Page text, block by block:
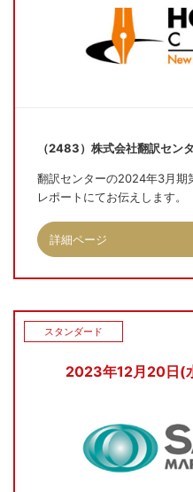
（2483）株式会社翻訳セン
翻訳センターの2024年3月期
レポートにてお伝えします。
詳細ページ
2023年12月20日(
スタンダード